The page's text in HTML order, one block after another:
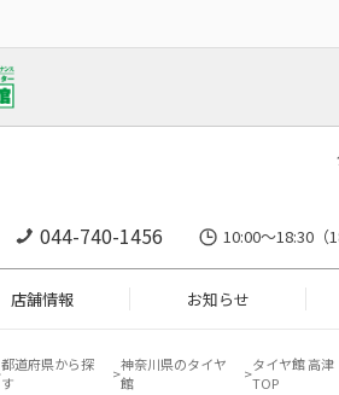
044-740-1456 10:00～18:30（
店舗情報 お知らせ
都道府県から探
す
神奈川県のタイヤ
館
タイヤ館 高津
TOP